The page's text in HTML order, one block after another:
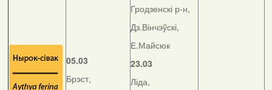
05.03
Брэст,
Гродзенскі р-н,
Дз.Вінчэўскі,
Е.Майсюк
23.03
Ліда,